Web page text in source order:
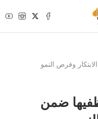
وفرص النمو
ضمن